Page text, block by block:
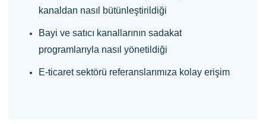
kanaldan nasıl bütünleştirildiği
Bayi ve satıcı kanallarının sadakat
programlarıyla nasıl yönetildiği
E-ticaret sektörü referanslarımıza kolay erişim